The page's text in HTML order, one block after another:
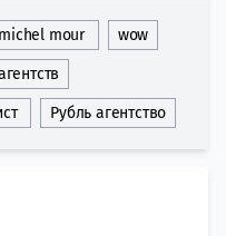
michel mour wow
Рубль агентство